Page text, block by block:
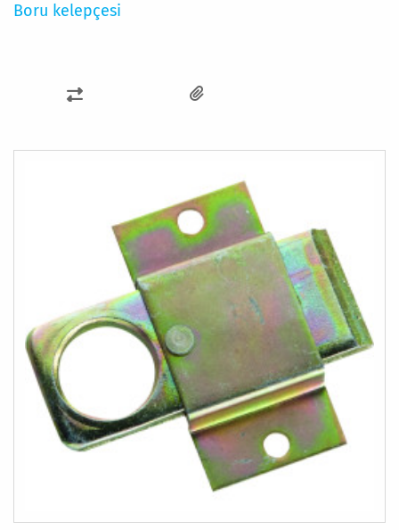
Boru kelepçesi
KARŞILAŞTIRMA
EKLE